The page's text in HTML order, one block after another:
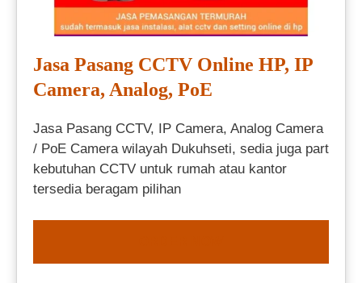
Jasa Pasang CCTV Online HP, IP
Camera, Analog, PoE
Jasa Pasang CCTV, IP Camera, Analog Camera
/ PoE Camera wilayah Dukuhseti, sedia juga part
kebutuhan CCTV untuk rumah atau kantor
tersedia beragam pilihan